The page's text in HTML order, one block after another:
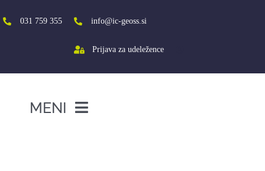
to
content
031 759 355 info@ic-geoss.si
Prijava za udeležence
MENI